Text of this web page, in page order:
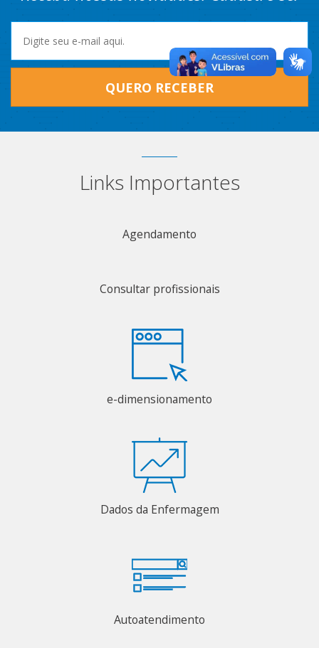
QUERO RECEBER
Links Importantes
Agendamento
Consultar profissionais
e-dimensionamento
Dados da Enfermagem
Autoatendimento